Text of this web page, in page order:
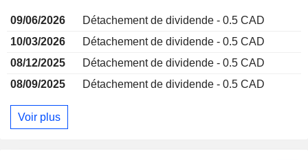
09/06/2026
Détachement de dividende - 0.5 CAD
10/03/2026
Détachement de dividende - 0.5 CAD
08/12/2025
Détachement de dividende - 0.5 CAD
08/09/2025
Détachement de dividende - 0.5 CAD
Voir plus